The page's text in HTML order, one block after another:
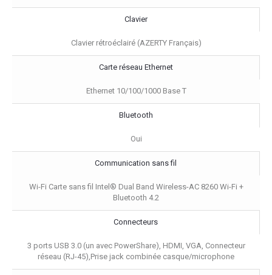
Clavier
Clavier rétroéclairé (AZERTY Français)
Carte réseau Ethernet
Ethernet 10/100/1000 Base T
Bluetooth
Oui
Communication sans fil
Wi-Fi Carte sans fil Intel® Dual Band Wireless-AC 8260 Wi-Fi +
Bluetooth 4.2
Connecteurs
3 ports USB 3.0 (un avec PowerShare), HDMI, VGA, Connecteur
réseau (RJ-45),Prise jack combinée casque/microphone